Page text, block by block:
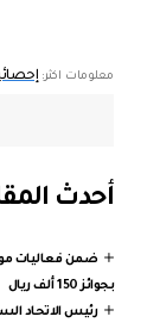
معلومات اكثر:
أحدث
ضمن فعاليات
بجوائز 150 ألف ريال
رئيس الاتحاد